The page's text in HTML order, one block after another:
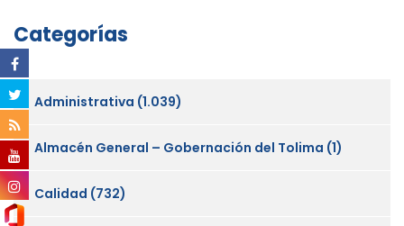
Categorías
Administrativa (1.039)
Almacén General – Gobernación del Tolima (1)
Calidad (732)